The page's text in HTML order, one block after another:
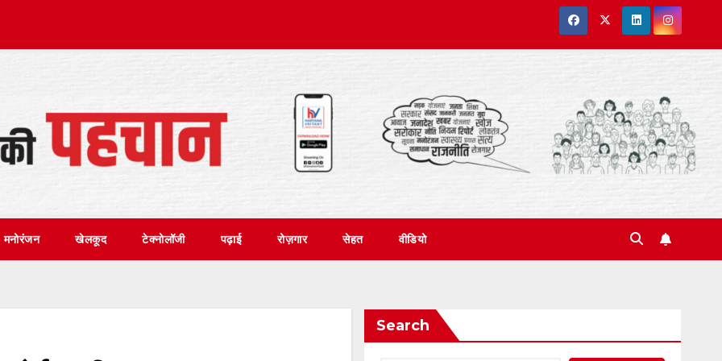
मनोरंजन खेलकूद टेक्नोलॉजी पढ़ाई रोज़गार सेहत वीडियो
Search